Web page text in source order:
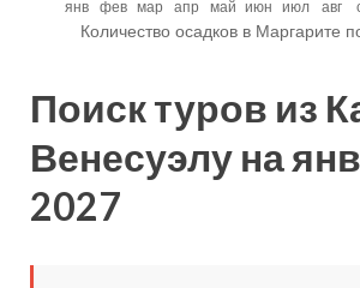
Поиск туров из
Венесуэлу на
2027